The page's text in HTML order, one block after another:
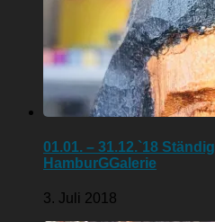
01.01. – 31.12.`18
HamburGGalerie
3. Juli 2018